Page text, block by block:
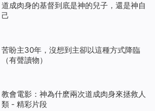
道成肉身的基督到底是神的兒子，還是神自
己
苦盼主30年，沒想到主卻以這種方式降臨
（有聲讀物）
教會電影：神為什麽兩次道成肉身來拯救人
類 - 精彩片段